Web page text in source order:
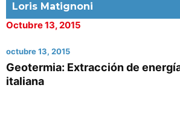
Loris Matignoni
Octubre 13, 2015
octubre 13, 2015
Geotermia: Extracción de
italiana